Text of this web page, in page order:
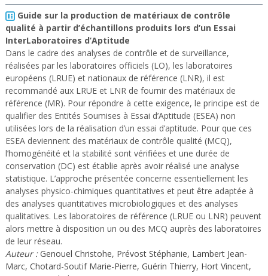
Guide sur la production de matériaux de contrôle
qualité à partir d’échantillons produits lors d’un Essai
InterLaboratoires d’Aptitude
Dans le cadre des analyses de contrôle et de surveillance,
réalisées par les laboratoires officiels (LO), les laboratoires
européens (LRUE) et nationaux de référence (LNR), il est
recommandé aux LRUE et LNR de fournir des matériaux de
référence (MR). Pour répondre à cette exigence, le principe est de
qualifier des Entités Soumises à Essai d’Aptitude (ESEA) non
utilisées lors de la réalisation d’un essai d’aptitude. Pour que ces
ESEA deviennent des matériaux de contrôle qualité (MCQ),
l’homogénéité et la stabilité sont vérifiées et une durée de
conservation (DC) est établie après avoir réalisé une analyse
statistique. L’approche présentée concerne essentiellement les
analyses physico-chimiques quantitatives et peut être adaptée à
des analyses quantitatives microbiologiques et des analyses
qualitatives. Les laboratoires de référence (LRUE ou LNR) peuvent
alors mettre à disposition un ou des MCQ auprès des laboratoires
de leur réseau.
Auteur :Genouel Christohe, Prévost Stéphanie, Lambert Jean-
Marc, Chotard-Soutif Marie-Pierre, Guérin Thierry, Hort Vincent,